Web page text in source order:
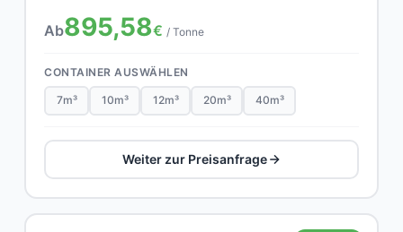
Ab895,58€ / Tonne
CONTAINER AUSWÄHLEN
7m³ 10m³ 12m³ 20m³ 40m³
Weiter zur Preisanfrage